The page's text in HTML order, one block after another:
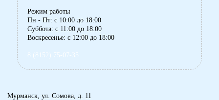
Режим работы
Пн - Пт: с 10:00 до 18:00
Суббота: с 11:00 до 18:00
Воскресенье: с 12:00 до 18:00
8 (8152) 75-07-35
Мурманск, ул. Сомова, д. 11